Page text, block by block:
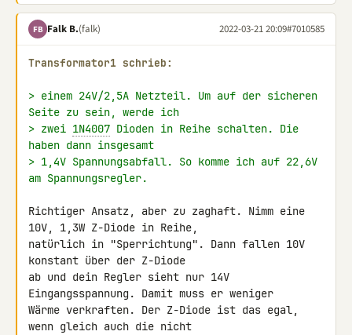
FB Falk B.(falk) 2022-03-21 20:09#7010585
Transformator1 schrieb:
> einem 24V/2,5A Netzteil. Um auf der sicheren
Seite zu sein, werde ich
> zwei 1N4007 Dioden in Reihe schalten. Die
haben dann insgesamt
> 1,4V Spannungsabfall. So komme ich auf 22,6V
am Spannungsregler.
Richtiger Ansatz, aber zu zaghaft. Nimm eine
10V, 1,3W Z-Diode in Reihe,
natürlich in "Sperrichtung". Dann fallen 10V
konstant über der Z-Diode
ab und dein Regler sieht nur 14V
Eingangsspannung. Damit muss er weniger
Wärme verkraften. Der Z-Diode ist das egal,
wenn gleich auch die nicht